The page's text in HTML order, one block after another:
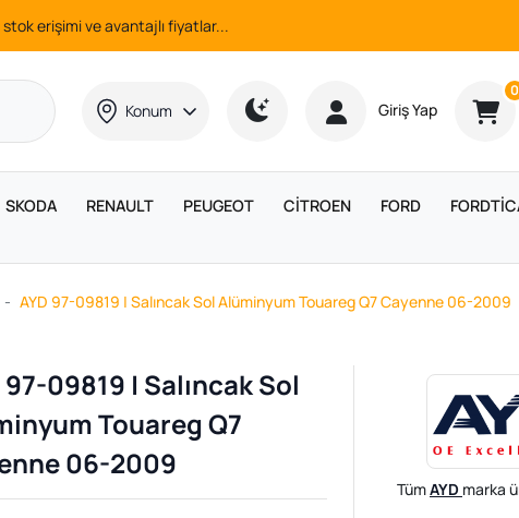
stok erişimi ve avantajlı fiyatlar...
Konum Giriş Yap
0
SKODA RENAULT PEUGEOT CİTROEN FORD
AYD 97-09819 | Salıncak Sol Alüminyum Touareg Q7 Cayenne 06-2009
97-09819 | Salıncak Sol
Touareg Q7
06-2009
TümAYD marka